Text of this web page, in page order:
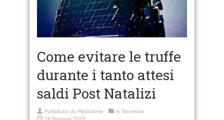
Come evitare le truffe
durante i tanto attesi
saldi Post Natalizi
Pubblicato da Redazione in Sicurezza